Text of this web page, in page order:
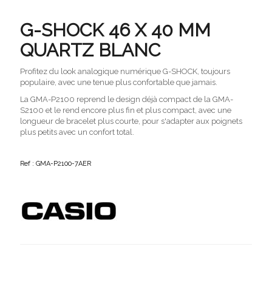
G-SHOCK 46 X 40 MM
QUARTZ BLANC
Profitez du look analogique numérique G-SHOCK, toujours
populaire, avec une tenue plus confortable que jamais.
La GMA-P2100 reprend le design déjà compact de la GMA-
S2100 et le rend encore plus fin et plus compact, avec une
longueur de bracelet plus courte, pour s'adapter aux poignets
plus petits avec un confort total.
Ref : GMA-P2100-7AER